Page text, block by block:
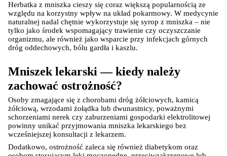
naszejpolityce prywatności. Możesz określić
warunki przechowywania lub dostępu do
cookies poprzez kliknięcie przycisku
"Ustawienia" lub możesz zaakceptować
ustawienia wszystkich cookies klikając
AKCEPTUJĘ WSZYSTKIE
Ustawienia
AKCEPTUJĘ WSZYSTKIE
Herbatka z mniszka cieszy się coraz większą popularnością ze
względu na korzystny wpływ na układ pokarmowy. W medycynie
naturalnej nadal chętnie wykorzystuje się syrop z mniszka – nie
tylko jako środek wspomagający trawienie czy oczyszczanie
organizmu, ale również jako wsparcie przy infekcjach górnych
dróg oddechowych, bólu gardła i kaszlu.
Mniszek lekarski — kiedy należy
zachować ostrożność?
Osoby zmagające się z chorobami dróg żółciowych, kamicą
żółciową, wrzodami żołądka lub dwunastnicy, poważnymi
schorzeniami nerek czy zaburzeniami gospodarki elektrolitowej
powinny unikać przyjmowania mniszka lekarskiego bez
wcześniejszej konsultacji z lekarzem.
Dodatkowo, ostrożność zaleca się również diabetykom oraz